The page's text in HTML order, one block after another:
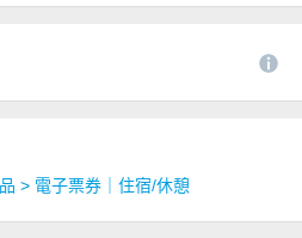
> 電子票券｜住宿/休憩